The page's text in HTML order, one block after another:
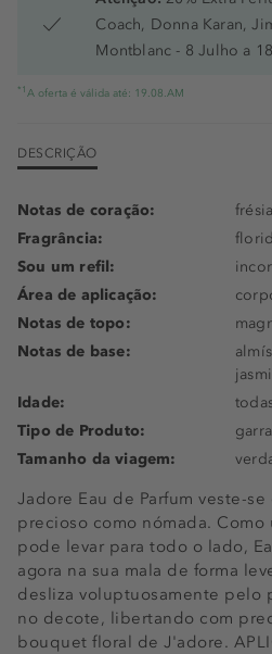
Coach, Donna Karan,
Montblanc - 8 Julho a
*1 A oferta é válida até: 19.08.AM
DESCRIÇÃO
Jadore Eau de Parfum veste-
precioso como nómada. Como
pode levar para todo o lado,
agora na sua mala de forma
desliza voluptuosamente pelo
no decote, libertando com
bouquet floral de J'adore.
Notas de coração:
Fragrância:
Sou um refil:
Área de aplicação:
Notas de topo:
Notas de base:
Idade:
Tipo de Produto:
Tamanho da viagem: